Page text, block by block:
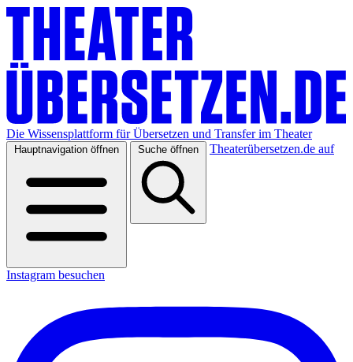
Die Wissensplattform für Übersetzen und Transfer im Theater
Hauptnavigation öffnen Suche öffnen Theaterübersetzen.de auf
Instagram besuchen